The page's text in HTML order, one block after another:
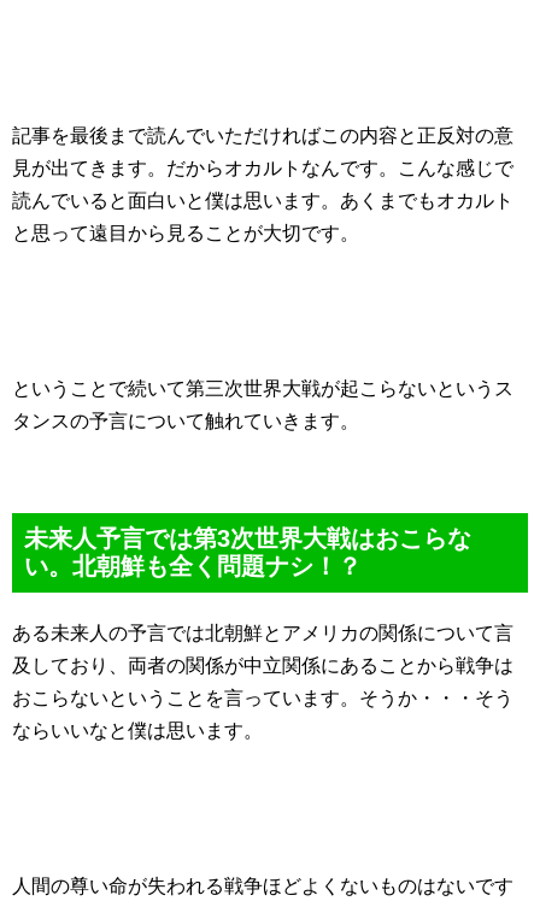
記事を最後まで読んでいただければこの内容と正反対の意
見が出てきます。だからオカルトなんです。こんな感じで
読んでいると面白いと僕は思います。あくまでもオカルト
と思って遠目から見ることが大切です。
ということで続いて第三次世界大戦が起こらないというス
タンスの予言について触れていきます。
未来人予言では第3次世界大戦はおこらな
い。北朝鮮も全く問題ナシ！？
ある未来人の予言では北朝鮮とアメリカの関係について言
及しており、両者の関係が中立関係にあることから戦争は
おこらないということを言っています。そうか・・・そう
ならいいなと僕は思います。
人間の尊い命が失われる戦争ほどよくないものはないです